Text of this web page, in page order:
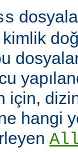
kimlik
için,
hangi